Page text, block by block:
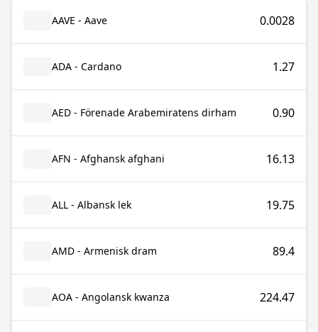
AAVE - Aave 0.0028
ADA - Cardano 1.27
AED - Förenade Arabemiratens dirham 0.90
AFN - Afghansk afghani 16.13
ALL - Albansk lek 19.75
AMD - Armenisk dram 89.4
AOA - Angolansk kwanza 224.47